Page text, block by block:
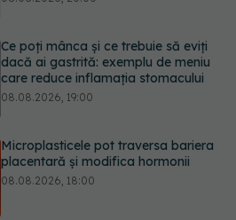
Microplasticele pot traversa bariera
placentară și modifica hormonii
08.08.2026, 18:00
Trucul genial cu ceai negru pentru
păr. Tot mai multe femei îl adoră